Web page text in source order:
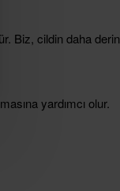
Biz, cildin daha derin
yardımcı olur.